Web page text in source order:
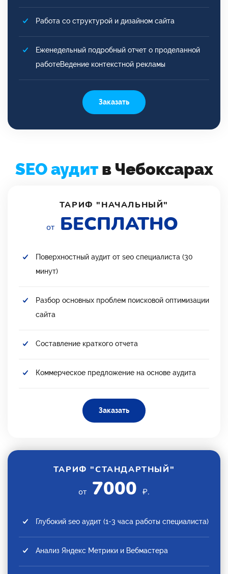
Работа со структурой и дизайном сайта
Еженедельный подробный отчет о проделанной
работеВедение контекстной рекламы
Заказать
SEO аудитв Чебоксарах
ТАРИФ "НАЧАЛЬНЫЙ"
от БЕСПЛАТНО
Поверхностный аудит от seo специалиста (30
минут)
Разбор основных проблем поисковой оптимизации
сайта
Составление краткого отчета
Коммерческое предложение на основе аудита
Заказать
ТАРИФ "СТАНДАРТНЫЙ"
от 7000 ₽.
Глубокий seo аудит (1-3 часа работы специалиста)
Анализ Яндекс Метрики и Вебмастера